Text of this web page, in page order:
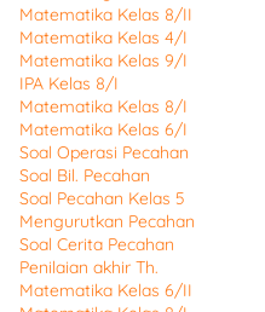
Matematika Kelas 8/II
Matematika Kelas 4/I
Matematika Kelas 9/I
IPA Kelas 8/I
Matematika Kelas 8/I
Matematika Kelas 6/I
Soal Operasi Pecahan
Soal Bil. Pecahan
Soal Pecahan Kelas 5
Mengurutkan Pecahan
Soal Cerita Pecahan
Penilaian akhir Th.
Matematika Kelas 6/II